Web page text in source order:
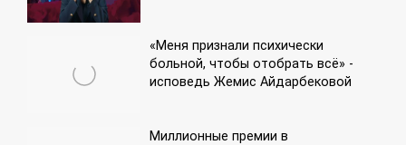
«Меня признали психически
больной, чтобы отобрать всё» -
исповедь Жемис Айдарбековой
Миллионные премии в